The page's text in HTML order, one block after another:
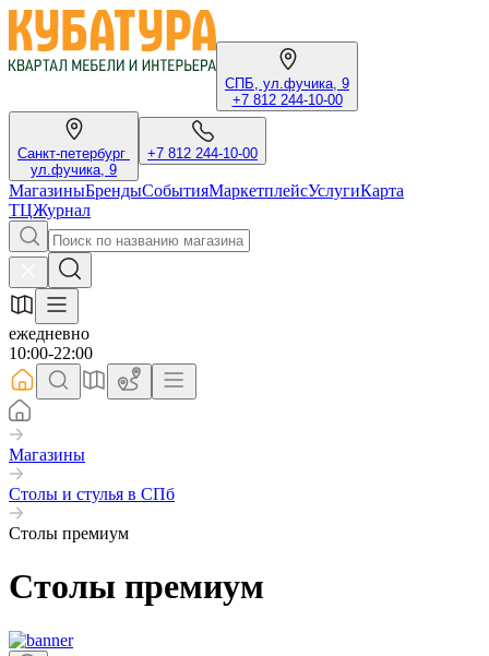
СПБ, ул.фучика, 9
+7 812 244-10-00
Санкт-петербург
ул.фучика, 9
+7 812 244-10-00
МагазиныБрендыСобытияМаркетплейсУслугиКарта
ТЦЖурнал
ежедневно
10:00-22:00
Магазины
Столы и стулья в СПб
Столы премиум
Столы премиум